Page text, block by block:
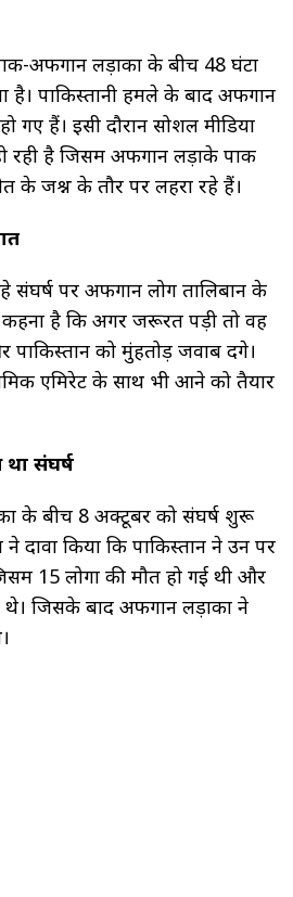
अफगान लड़ाकों के बीच 48 घंटों
है। पाकिस्तानी हमले के बाद अफगान
गए हैं। इसी दौरान सोशल मीडिया
रही है जिसमें अफगान लड़ाके पाक
के जश्न के तौर पर लहरा रहे हैं।
संघर्ष पर अफगान लोग तालिबान के
है कि अगर जरूरत पड़ी तो वह
को मुंहतोड़ जवाब देंगे।
एमिरेट के साथ भी आने को तैयार
संघर्ष
के बीच 8 अक्टूबर को संघर्ष शुरू
दावा किया कि पाकिस्तान ने उन पर
15 लोगों की मौत हो गई थी और
थे। जिसके बाद अफगान लड़ाकों ने